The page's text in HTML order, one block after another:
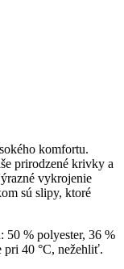
komfortu.
prirodzené krivky a
vykrojenie
sú slipy, ktoré
50 % polyester, 36 %
pri 40 °C, nežehliť.